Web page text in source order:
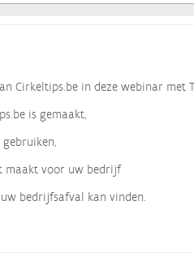
Cirkeltips.be in deze webinar met
is gemaakt,
maakt voor uw bedrijf
bedrijfsafval kan vinden.